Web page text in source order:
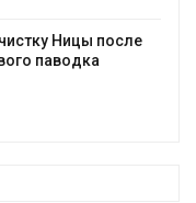
тюрьмы